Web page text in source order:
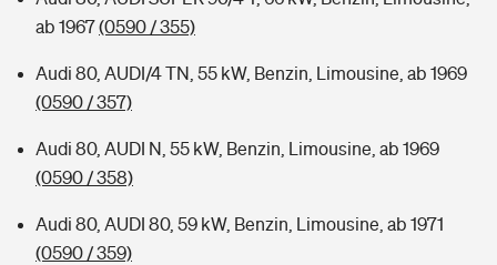
ab 1967(0590 / 355)
Audi 80, AUDI/4 TN, 55 kW, Benzin, Limousine, ab 1969
(0590 / 357)
Audi 80, AUDI N, 55 kW, Benzin, Limousine, ab 1969
(0590 / 358)
Audi 80, AUDI 80, 59 kW, Benzin, Limousine, ab 1971
(0590 / 359)